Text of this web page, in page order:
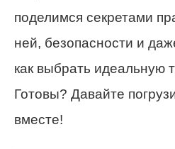
поделимся секретами
ней, безопасности и
как выбрать идеальную
Готовы? Давайте
вместе!